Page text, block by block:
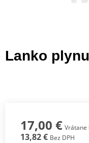
Lanko
17,00 € Vrátane
13,82 € Bez DPH